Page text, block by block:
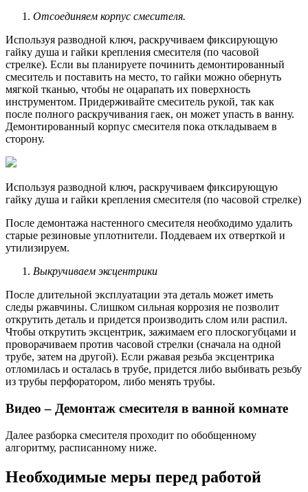
Отсоединяем корпус смесителя.
Используя разводной ключ, раскручиваем фиксирующую
гайку душа и гайки крепления смесителя (по часовой
стрелке). Если вы планируете починить демонтированный
смеситель и поставить на место, то гайки можно обернуть
мягкой тканью, чтобы не оцарапать их поверхность
инструментом. Придерживайте смеситель рукой, так как
после полного раскручивания гаек, он может упасть в ванну.
Демонтированный корпус смесителя пока откладываем в
сторону.
Используя разводной ключ, раскручиваем фиксирующую
гайку душа и гайки крепления смесителя (по часовой стрелке)
После демонтажа настенного смесителя необходимо удалить
старые резиновые уплотнители. Поддеваем их отверткой и
утилизируем.
Выкручиваем эксцентрики
После длительной эксплуатации эта деталь может иметь
следы ржавчины. Слишком сильная коррозия не позволит
открутить деталь и придется производить слом или распил.
Чтобы открутить эксцентрик, зажимаем его плоскогубцами и
проворачиваем против часовой стрелки (сначала на одной
трубе, затем на другой). Если ржавая резьба эксцентрика
отломилась и осталась в трубе, придется либо выбивать резьбу
из трубы перфоратором, либо менять трубы.
Видео – Демонтаж смесителя в ванной комнате
Далее разборка смесителя проходит по обобщенному
алгоритму, расписанному ниже.
Необходимые меры перед работой